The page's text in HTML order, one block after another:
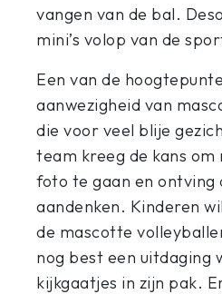
vangen van de bal.
mini’s volop van de
Een van de
aanwezigheid van
die voor veel blije
team kreeg de kans om
foto te gaan en ontving
aandenken. Kinderen
de mascotte
nog best een uitdaging
kijkgaatjes in zijn pak.